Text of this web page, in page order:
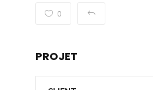
0
PROJET